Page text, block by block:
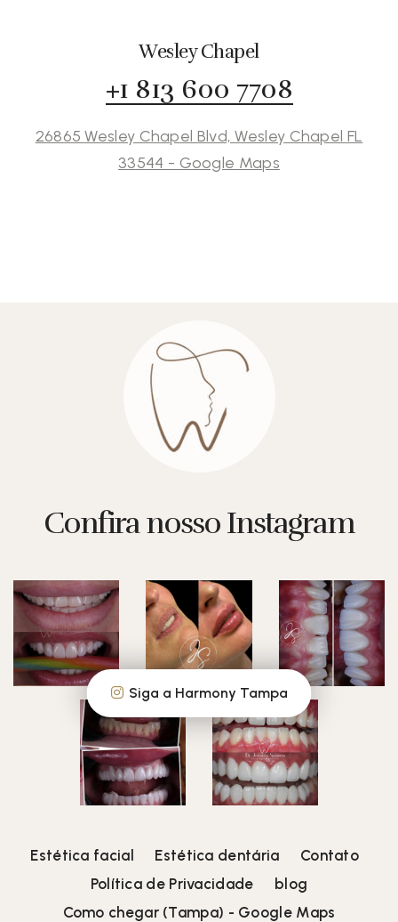
Wesley Chapel
+1 813 600 7708
26865 Wesley Chapel Blvd, Wesley Chapel FL
33544 - Google Maps
Confira nosso Instagram
Siga a Harmony Tampa
Estética facial Estética dentária
Contato
Política de Privacidade
blog
Como chegar (Tampa) - Google Maps